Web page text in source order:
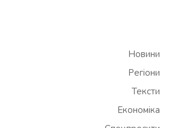
Новини
Регіони
Тексти
Економіка